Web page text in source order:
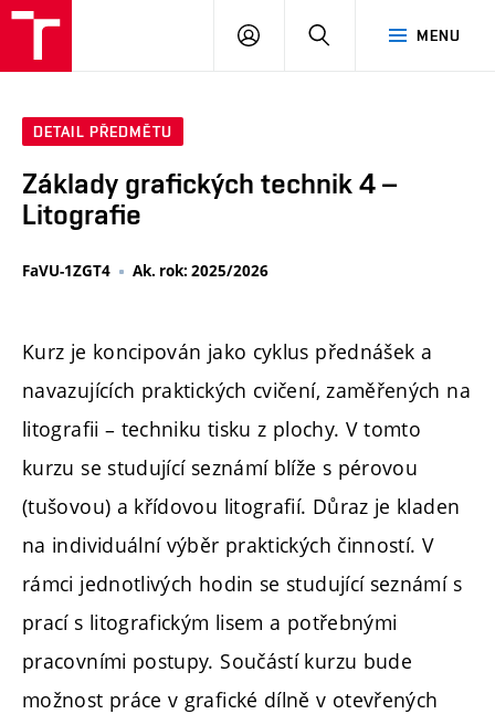
MENU
PŘIHLÁSIT
DETAIL PŘEDMĚTU
Základy grafických technik 4 –
Litografie
FaVU-1ZGT4 Ak. rok: 2025/2026
Kurz je koncipován jako cyklus přednášek a
navazujících praktických cvičení, zaměřených na
litografii – techniku tisku z plochy. V tomto
kurzu se studující seznámí blíže s pérovou
(tušovou) a křídovou litografií. Důraz je kladen
na individuální výběr praktických činností. V
rámci jednotlivých hodin se studující seznámí s
prací s litografickým lisem a potřebnými
pracovními postupy. Součástí kurzu bude
možnost práce v grafické dílně v otevřených